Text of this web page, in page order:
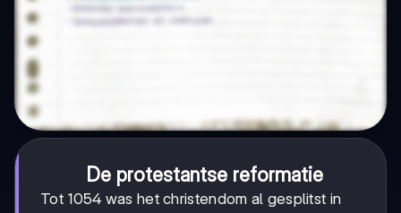
De protestantse reformatie
Tot 1054 was het christendom al gesplitst in